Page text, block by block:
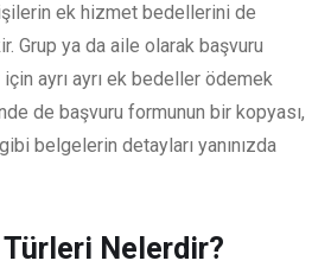
ek hizmet bedellerini de
Grup ya da aile olarak başvuru
ayrı ayrı ek bedeller ödemek
de başvuru formunun bir kopyası,
belgelerin detayları yanınızda
Nelerdir?